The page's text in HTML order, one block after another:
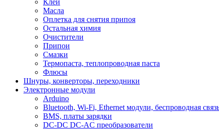
Клеи
Масла
Оплетка для снятия припоя
Остальная химия
Очистители
Припои
Смазки
Термопаста, теплопроводная паста
Флюсы
Шнуры, конверторы, переходники
Электронные модули
Arduino
Bluetooth, Wi-Fi, Ethernet модули, беспроводная
BMS, платы зарядки
DC-DC DC-AC преобразователи